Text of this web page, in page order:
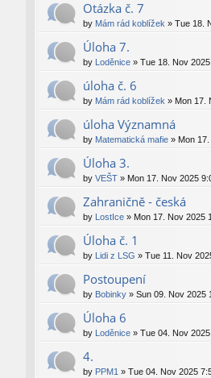
Otázka č. 7
by Mám rád koblížek » Tue 18.
Úloha 7.
by Loděnice » Tue 18. Nov 2025
úloha č. 6
by Mám rád koblížek » Mon 17.
úloha Významná
by Matematická mafie » Mon
Úloha 3.
by VEŠT » Mon 17. Nov 2025
Zahraničně - česká
by LostIce » Mon 17. Nov 2025
Úloha č. 1
by Lidi z LSG » Tue 11. Nov
Postoupení
by Bobinky » Sun 09. Nov 2025
Úloha 6
by Loděnice » Tue 04. Nov 2025
4.
by PPM1 » Tue 04. Nov 2025